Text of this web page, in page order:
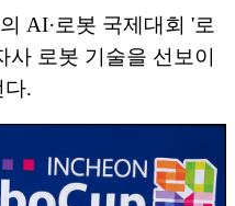
AI·로봇 국제대회 '로
사 로봇 기술을 선보이
다.